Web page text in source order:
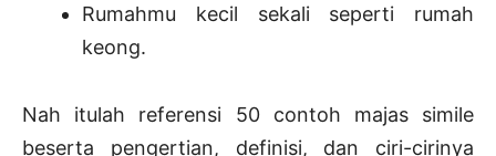
Rumahmu kecil sekali seperti rumah
keong.
Nah itulah referensi 50 contoh majas simile
beserta pengertian, definisi, dan ciri-cirinya